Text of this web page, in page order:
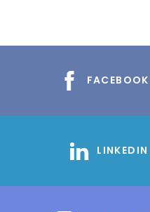
FACEBOOK
LINKEDIN